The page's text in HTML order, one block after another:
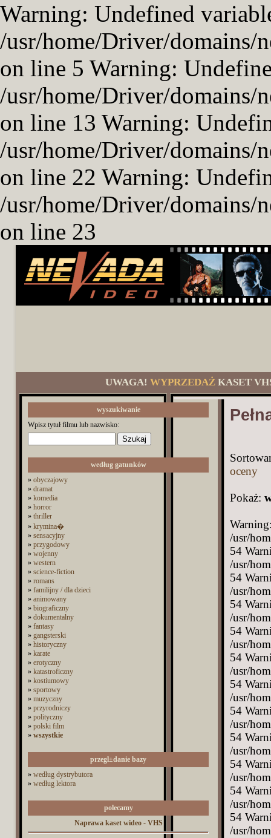
Warning: Undefined
/usr/home/Driver/domains/
on line 5 Warning:
/usr/home/Driver/domains/
on line 13 Warning:
/usr/home/Driver/domains/
on line 22 Warning:
/usr/home/Driver/domains/
on line 23
UWAGA! WYPRZEDAŻKASET
wyszukiwanie
Wpisz tytuł filmu lub nazwisko:
według gatunków
» obyczajowy
» dramat
» komedia
» horror
» thriller
» krymina�
» sensacyjny
» przygodowy
» wojenny
» western
» science-fiction
» romans
» familijny / dla dzieci
» animowany
» biograficzny
» dokumentalny
» fantasy
» gangsterski
» historyczny
» karate
» erotyczny
» katastroficzny
» kostiumowy
» sportowy
» muzyczny
» przyrodniczy
» polityczny
» polski film
» wszystkie
przegl±danie bazy
» według dystrybutora
» według lektora
polecamy
Naprawa kaset wideo - VHS
oceny
Pokaż:
Warning: Trying to access array offset on value of type bool in /usr/home/Driver/domains/nevada.pl/public_html/category.php on line 54 Warning: Undefined array key 993 in /usr/home/Driver/domains/nevada.pl/public_html/category.php on line 54 Warning: Undefined array key 993 in /usr/home/Driver/domains/nevada.pl/public_html/category.php on line 54 Warning: Trying to access array offset on value of type bool in /usr/home/Driver/domains/nevada.pl/public_html/category.php on line 54 Warning: Trying to access array offset on value of type bool in /usr/home/Driver/domains/nevada.pl/public_html/category.php on line 54 Warning: Trying to access array offset on value of type bool in /usr/home/Driver/domains/nevada.pl/public_html/category.php on line 54 Warning: Trying to access array offset on value of type bool in /usr/home/Driver/domains/nevada.pl/public_html/category.php on line 54 Warning: Trying to access array offset on value of type bool in /usr/home/Driver/domains/nevada.pl/public_html/category.php on line 54 Warning: Trying to access array offset on value of type bool in /usr/home/Driver/domains/nevada.pl/public_html/category.php on line 54 Warning: Trying to access array offset on value of type bool in /usr/home/Driver/domains/nevada.pl/public_html/category.php on line 54 Warning: